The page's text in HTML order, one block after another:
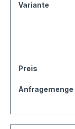
Variante
Preis
Anfragemenge